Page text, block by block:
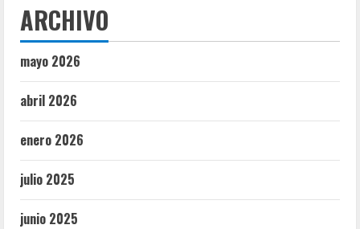
ARCHIVO
mayo 2026
abril 2026
enero 2026
julio 2025
junio 2025